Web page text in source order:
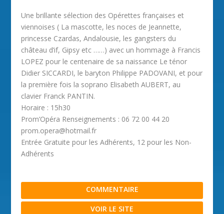
Une brillante sélection des Opérettes françaises et
viennoises ( La mascotte, les noces de Jeannette,
princesse Czardas, Andalousie, les gangsters du
château d’if, Gipsy etc ……) avec un hommage à Francis
LOPEZ pour le centenaire de sa naissance Le ténor
Didier SICCARDI, le baryton Philippe PADOVANI, et pour
la première fois la soprano Elisabeth AUBERT, au
clavier Franck PANTIN.
Horaire : 15h30
Prom’Opéra Renseignements : 06 72 00 44 20
prom.opera@hotmail.fr
Entrée Gratuite pour les Adhérents, 12 pour les Non-
Adhérents
COMMENTAIRE
VOIR LE SITE